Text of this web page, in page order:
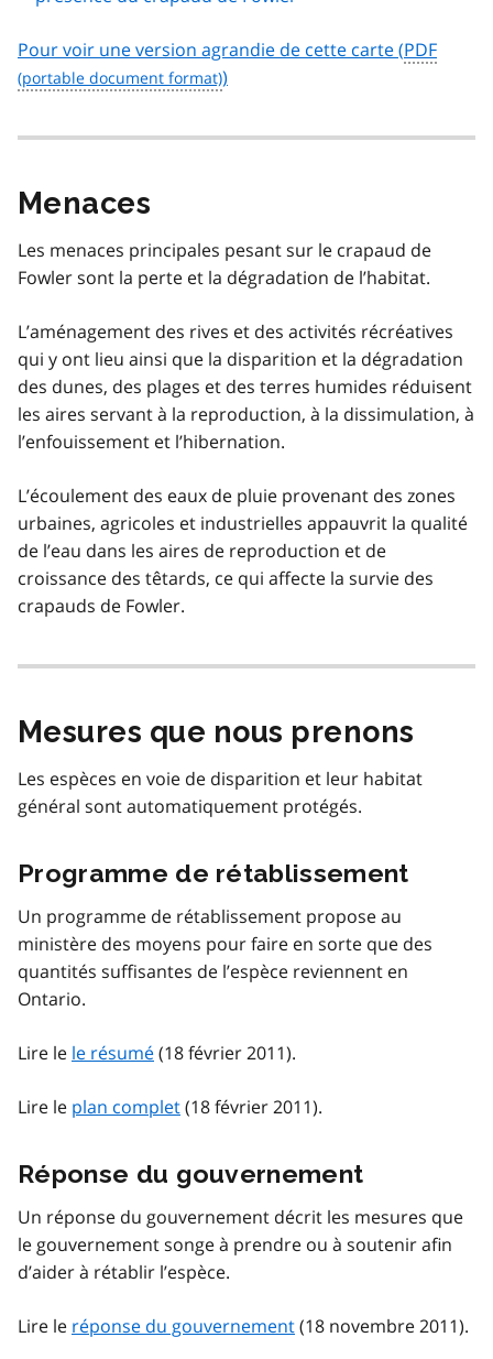
Pour voir une version agrandie de cette carte (PDF
)
Menaces
Les menaces principales pesant sur le crapaud de
Fowler sont la perte et la dégradation de l’habitat.
L’aménagement des rives et des activités récréatives
qui y ont lieu ainsi que la disparition et la dégradation
des dunes, des plages et des terres humides réduisent
les aires servant à la reproduction, à la dissimulation, à
l’enfouissement et l’hibernation.
L’écoulement des eaux de pluie provenant des zones
urbaines, agricoles et industrielles appauvrit la qualité
de l’eau dans les aires de reproduction et de
croissance des têtards, ce qui affecte la survie des
crapauds de Fowler.
Mesures que nous prenons
Les espèces en voie de disparition et leur habitat
général sont automatiquement protégés.
Programme de rétablissement
Un programme de rétablissement propose au
ministère des moyens pour faire en sorte que des
quantités suffisantes de l’espèce reviennent en
Ontario.
Lire le le résumé(18 février 2011).
Lire le plan complet(18 février 2011).
Réponse du gouvernement
Un réponse du gouvernement décrit les mesures que
le gouvernement songe à prendre ou à soutenir afin
d’aider à rétablir l’espèce.
Lire le réponse du gouvernement(18 novembre 2011).